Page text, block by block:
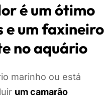
é um ótimo
e um faxineiro
no aquário
marinho ou está
um camarão